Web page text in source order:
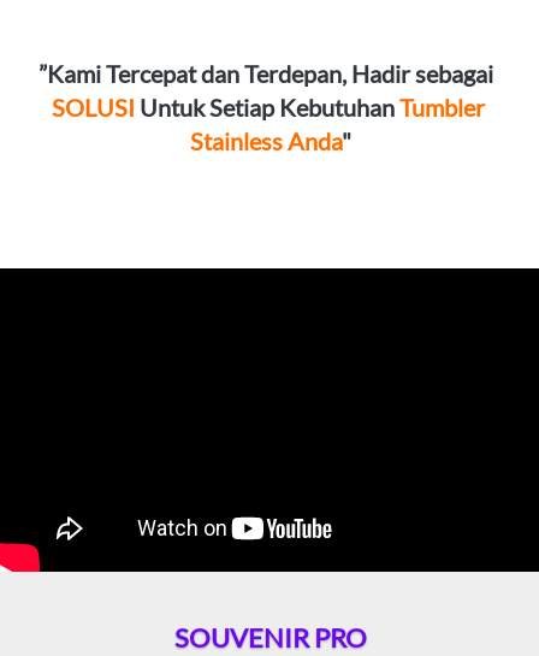
”Kami Tercepat dan Terdepan, Hadir sebagai
SOLUSI Untuk Setiap Kebutuhan Tumbler
Stainless Anda"
SOUVENIR PRO